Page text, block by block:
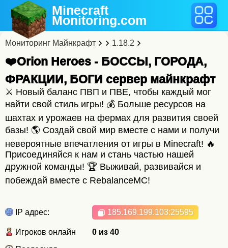
Minecraft
Monitoring.com
Мониторинг Майнкрафт 1.18.2
❤️Orion Heroes - БОССЫ, ГОРОДА,
ФРАКЦИИ, БОГИ cервер майнкрафт
⚔️ Новый баланс ПВП и ПВЕ, чтобы каждый мог
найти свой стиль игры! 💰 Больше ресурсов на
шахтах и урожаев на фермах для развития своей
базы! 🌎 Создай свой мир вместе с нами и получи
невероятные впечатления от игры в Minecraft! 🔥
Присоединяйся к нам и стань частью нашей
дружной команды! 🏆 Выживай, развивайся и
побеждай вместе с RebalanceMC!
IP адрес: 185.169.199.103:25595
Игроков онлайн
0 из 40